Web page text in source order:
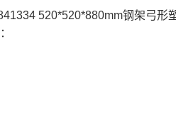
520*520*880mm钢架弓